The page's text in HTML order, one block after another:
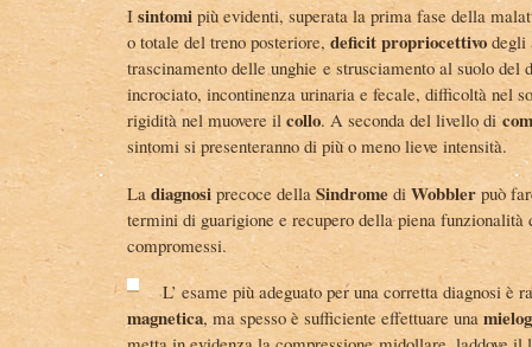
I sintomi più evidenti, superata la prima fase della
o totale del treno posteriore, deficit propriocettivo degli
trascinamento delle unghie e strusciamento al suolo del
incrociato, incontinenza urinaria e fecale, difficoltà nel
rigidità nel muovere il collo. A seconda del livello di
sintomi si presenteranno di più o meno lieve intensità.
La diagnosi precoce della Sindrome di Wobbler può
termini di guarigione e recupero della piena
compromessi.
L’ esame più adeguato per una corretta diagnosi è
magnetica, ma spesso è sufficiente effettuare una